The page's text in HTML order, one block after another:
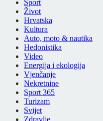
Sport
Život
Hrvatska
Kultura
Auto, moto & nautika
Hedonistika
Video
Energija i ekologija
Vjenčanje
Nekretnine
Sport 365
Turizam
Svijet